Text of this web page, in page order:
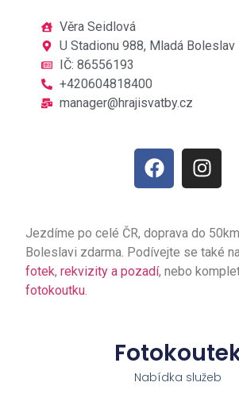
Věra Seidlová
U Stadionu 988, Mladá Boleslav
IČ: 86556193
+420604818400
manager@hrajisvatby.cz
Jezdíme po celé ČR, doprava do
Boleslavi zdarma. Podívejte se také
fotek,rekvizity a pozadí, nebo
fotokoutku
Nabídka služeb